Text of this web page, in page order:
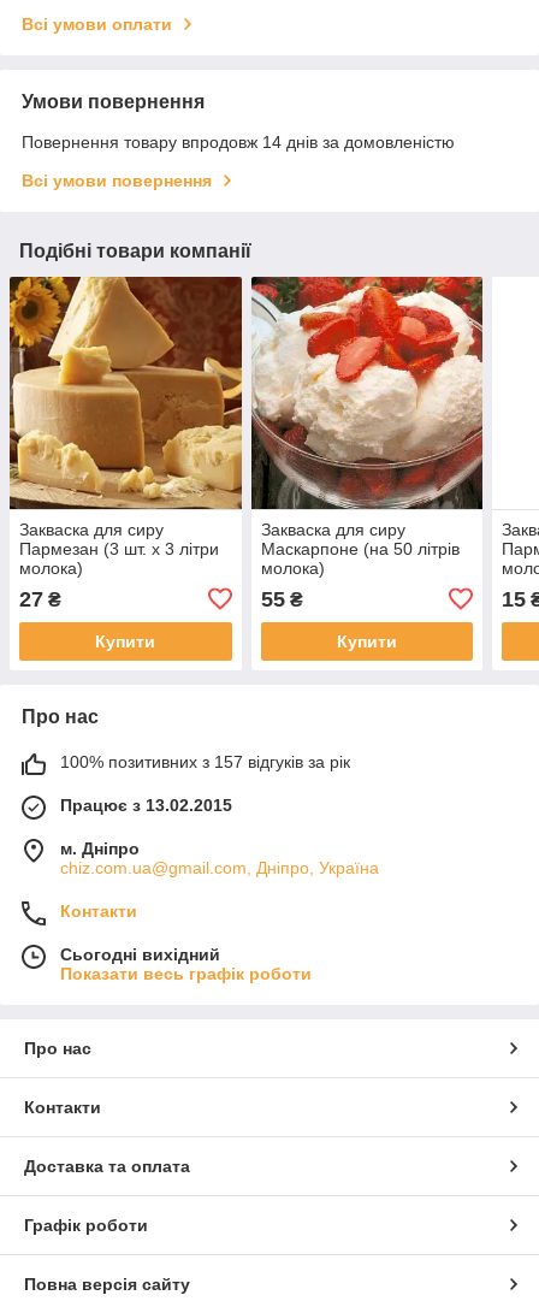
Всі умови оплати
Умови повернення
Повернення товару впродовж 14 днів за домовленістю
Всі умови повернення
Подібні товари компанії
Закваска для сиру
Пармезан (3 шт. х 3 літри
молока)
27 ₴
Купити
Закваска для сиру
Маскарпоне (на 50 літрів
молока)
55₴
Купити
15
Про нас
100% позитивних з 157 відгуків за рік
Працює з 13.02.2015
м. Дніпро
chiz.com.ua@gmail.com, Дніпро, Україна
Контакти
Сьогодні вихідний
Показати весь графік роботи
Про нас
Контакти
Доставка та оплата
Графік роботи
Повна версія сайту